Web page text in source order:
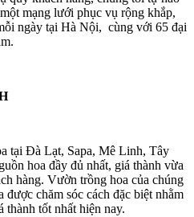
mạng lưới phục vụ rộng khắp,
ngày tại Hà Nội, cùng với 65 đại
tại Đà Lạt, Sapa, Mê Linh, Tây
hoa đầy đủ nhất, giá thành vừa
hàng. Vườn trồng hoa của chúng
chăm sóc cách đặc biệt nhằm
thành tốt nhất hiện nay.